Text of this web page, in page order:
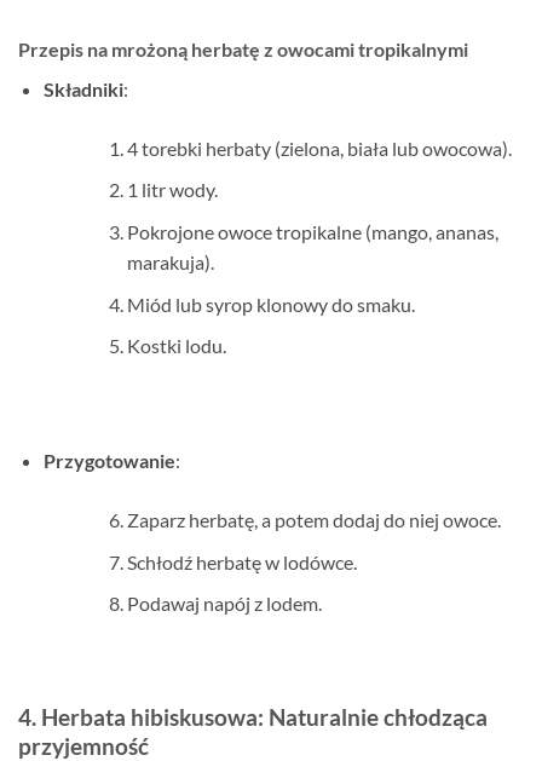
Przepis na mrożoną herbatę z owocami tropikalnymi
Składniki:
4 torebki herbaty (zielona, biała lub owocowa).
1 litr wody.
Pokrojone owoce tropikalne (mango, ananas,
marakuja).
Miód lub syrop klonowy do smaku.
Kostki lodu.
Przygotowanie:
Zaparz herbatę, a potem dodaj do niej owoce.
Schłodź herbatę w lodówce.
Podawaj napój z lodem.
4. Herbata hibiskusowa: Naturalnie chłodząca
przyjemność